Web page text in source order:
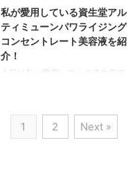
あともお客さんがきたり、 興味
ありそうに窓から中を見てるおじ
さんやマダムもいました！ やっ
ぱり人気なんだなぁ〜。と思いま
した( ^ω^ ) 今日もまたまたビーチ
私が愛用している資生堂アル
ティミューンパワライジング
コンセントレート美容液を紹
介！
今日は私が愛用している資生堂ア
(^○^) もう半年くらい使ってます
♪ 冬場の乾燥にもよかったのです
が、今の季節のように肌が揺らぎ
1 2 Next »